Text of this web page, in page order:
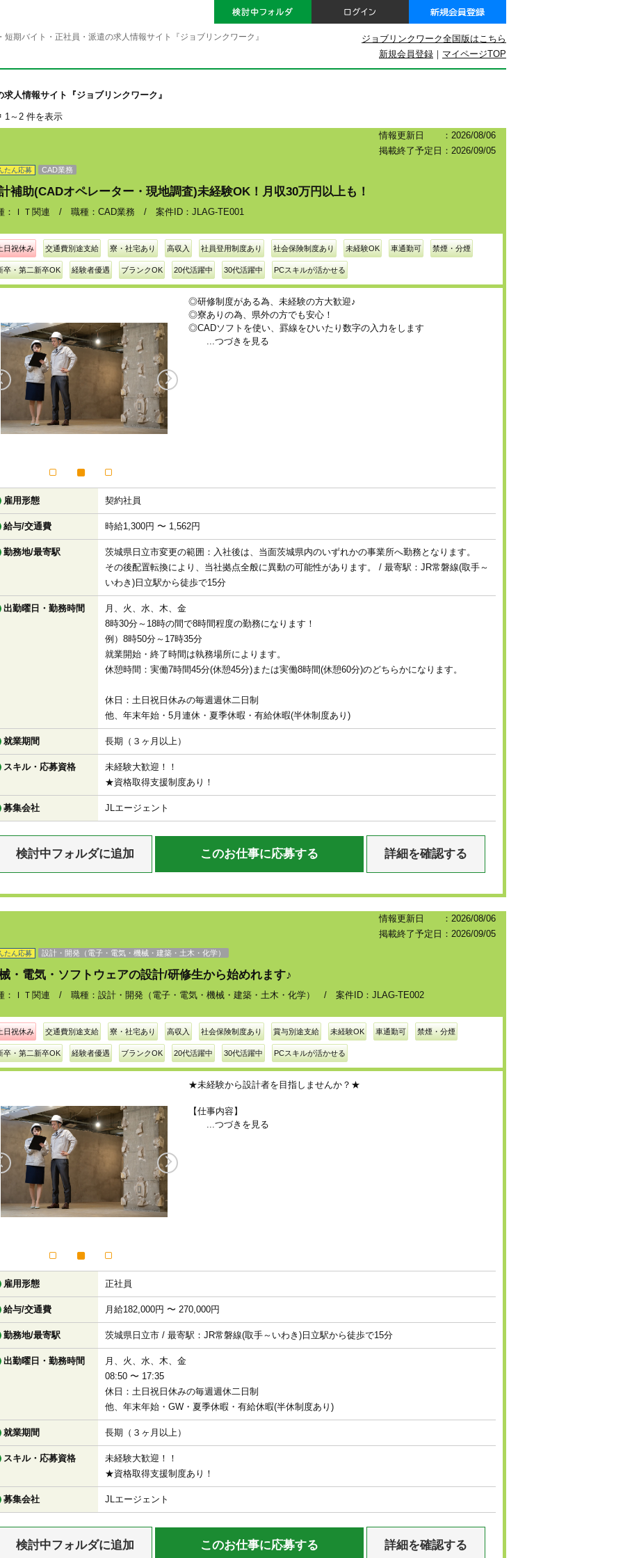
短期バイト・正社員・派遣の求人情報サイト『ジョブリンクワーク』
ジョブリンクワーク全国版はこちら
マイページTOP
新規会員登録 ｜
人情報サイト『ジョブリンクワーク』
1～2 件を表示
情報更新日 ：2026/08/06
掲載終了予定日：2026/09/05
たん応募 CAD業務
補助(CADオペレーター・現地調査)未経験OK！月収30万円以上も！
：ＩＴ関連 / 職種：CAD業務 / 案件ID：JLAG-TE001
日祝休み 交通費別途支給 寮・社宅あり 高収入 社員登用制度あり 社会保険制度あり 未経験OK 車通勤可 禁煙・分煙
卒・第二新卒OK 経験者優遇 ブランクOK 20代活躍中 30代活躍中 PCスキルが活かせる
◎研修制度がある為、未経験の方大歓迎♪
◎寮ありの為、県外の方でも安心！
◎CADソフトを使い、罫線をひいたり数字の入力をします
...つづきを見る
雇用形態 契約社員
給与/交通費 時給1,300円 〜 1,562円
勤務地/最寄駅
茨城県日立市変更の範囲：入社後は、当面茨城県内のいずれかの事業所へ勤務となります。
その後配置転換により、当社拠点全般に異動の可能性があります。 / 最寄駅：JR常磐線(取手～
いわき)日立駅から徒歩で15分
出勤曜日・勤務時間
月、火、水、木、金
8時30分～18時の間で8時間程度の勤務になります！
例）8時50分～17時35分
就業開始・終了時間は執務場所によります。
休憩時間：実働7時間45分(休憩45分)または実働8時間(休憩60分)のどちらかになります。
休日：土日祝日休みの毎週週休二日制
他、年末年始・5月連休・夏季休暇・有給休暇(半休制度あり)
就業期間 長期（３ヶ月以上）
スキル・応募資格
未経験大歓迎！！
★資格取得支援制度あり！
募集会社 JLエージェント
検討中フォルダに追加 このお仕事に応募する 詳細を確認する
情報更新日 ：2026/08/06
掲載終了予定日：2026/09/05
たん応募 設計・開発（電子・電気・機械・建築・土木・化学）
・電気・ソフトウェアの設計/研修生から始めれます♪
：ＩＴ関連 / 職種：設計・開発（電子・電気・機械・建築・土木・化学） / 案件ID：JLAG-TE002
日祝休み 交通費別途支給 寮・社宅あり 高収入 社会保険制度あり 賞与別途支給 未経験OK 車通勤可 禁煙・分煙
卒・第二新卒OK 経験者優遇 ブランクOK 20代活躍中 30代活躍中 PCスキルが活かせる
★未経験から設計者を目指しませんか？★
【仕事内容】
...つづきを見る
雇用形態 正社員
給与/交通費 月給182,000円 〜 270,000円
勤務地/最寄駅 茨城県日立市 / 最寄駅：JR常磐線(取手～いわき)日立駅から徒歩で15分
出勤曜日・勤務時間
月、火、水、木、金
08:50 〜 17:35
休日：土日祝日休みの毎週週休二日制
他、年末年始・GW・夏季休暇・有給休暇(半休制度あり)
就業期間 長期（３ヶ月以上）
スキル・応募資格
未経験大歓迎！！
★資格取得支援制度あり！
募集会社 JLエージェント
検討中フォルダに追加 このお仕事に応募する 詳細を確認する